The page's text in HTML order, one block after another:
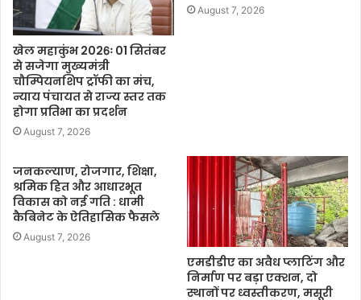
खेल महाकुंभ 2026ः 01 सितंबर
से सजेगा मुख्यमंत्री
चौम्पियनशिप ट्रॉफी का मंच,
न्याय पंचायत से राज्य स्तर तक
होगा प्रतिभा का प्रदर्शन
August 7, 2026
August 7, 2026
जनकल्याण, रोजगार, शिक्षा,
श्रमिक हित और आधारभूत
विकास को नई गति : धामी
कैबिनेट के ऐतिहासिक फैसले
August 7, 2026
एमडीडीए का अवैध प्लाटिंग और
निर्माण पर बड़ा एक्शन, दो
स्थानों पर ध्वस्तीकरण, मसूरी